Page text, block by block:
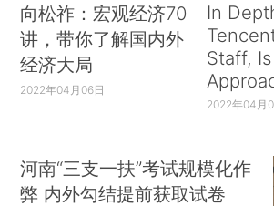
向松祚：宏观经济70
讲，带你了解国内外
经济大局
2022年04月06日
In
Staff, Is
2022年04月
河南“三支一扶”考试规模化作
弊 内外勾结提前获取试卷